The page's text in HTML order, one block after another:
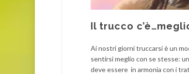
Il trucco
Ai nostri giorni truccarsi è un
sentirsi meglio con se stesse:
deve essere in armonia con i